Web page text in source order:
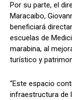
Por su parte, el
Maracaibo,
beneficiará
escuelas de
marabina, al
turístico y
“Este espacio
infraestructura de